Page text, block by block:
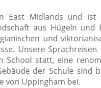
East Midlands und ist
aus Hügeln und
und
Unsere
School statt, eine
der Schule sind
von Uppingham bei.